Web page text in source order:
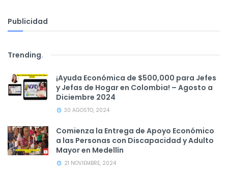
Publicidad
Trending.
¡Ayuda Económica de $500,000 para Jefes
y Jefas de Hogar en Colombia! – Agosto a
Diciembre 2024
30 AGOSTO, 2024
Comienza la Entrega de Apoyo Económico
a las Personas con Discapacidad y Adulto
Mayor en Medellín
21 NOVIEMBRE, 2024